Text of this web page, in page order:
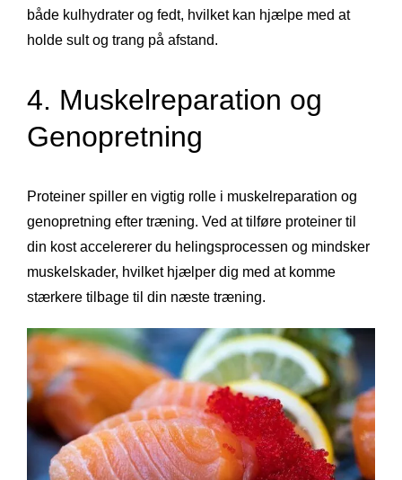
både kulhydrater og fedt, hvilket kan hjælpe med at
holde sult og trang på afstand.
4. Muskelreparation og
Genopretning
Proteiner spiller en vigtig rolle i muskelreparation og
genopretning efter træning. Ved at tilføre proteiner til
din kost accelererer du helingsprocessen og mindsker
muskelskader, hvilket hjælper dig med at komme
stærkere tilbage til din næste træning.